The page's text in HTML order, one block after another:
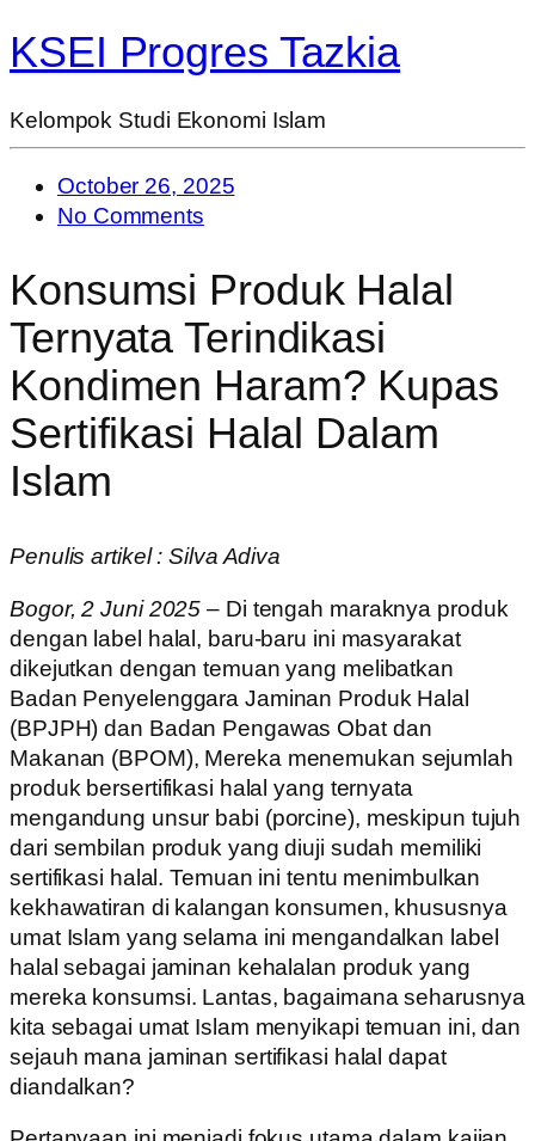
KSEI Progres Tazkia
Kelompok Studi Ekonomi Islam
October 26, 2025
No Comments
Konsumsi Produk Halal
Ternyata Terindikasi
Kondimen Haram? Kupas
Sertifikasi Halal Dalam
Islam
Penulis artikel : Silva Adiva
Bogor, 2 Juni 2025 – Di tengah maraknya produk
dengan label halal, baru-baru ini masyarakat
dikejutkan dengan temuan yang melibatkan
Badan Penyelenggara Jaminan Produk Halal
(BPJPH) dan Badan Pengawas Obat dan
Makanan (BPOM), Mereka menemukan sejumlah
produk bersertifikasi halal yang ternyata
mengandung unsur babi (porcine), meskipun tujuh
dari sembilan produk yang diuji sudah memiliki
sertifikasi halal. Temuan ini tentu menimbulkan
kekhawatiran di kalangan konsumen, khususnya
umat Islam yang selama ini mengandalkan label
halal sebagai jaminan kehalalan produk yang
mereka konsumsi. Lantas, bagaimana seharusnya
kita sebagai umat Islam menyikapi temuan ini, dan
sejauh mana jaminan sertifikasi halal dapat
diandalkan?